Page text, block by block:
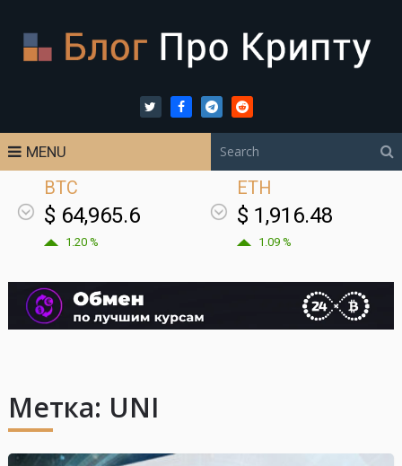
MENU
BTC
$ 64,965.6
1.20 %
ETH
$ 1,916.48
1.09 %
Метка: UNI